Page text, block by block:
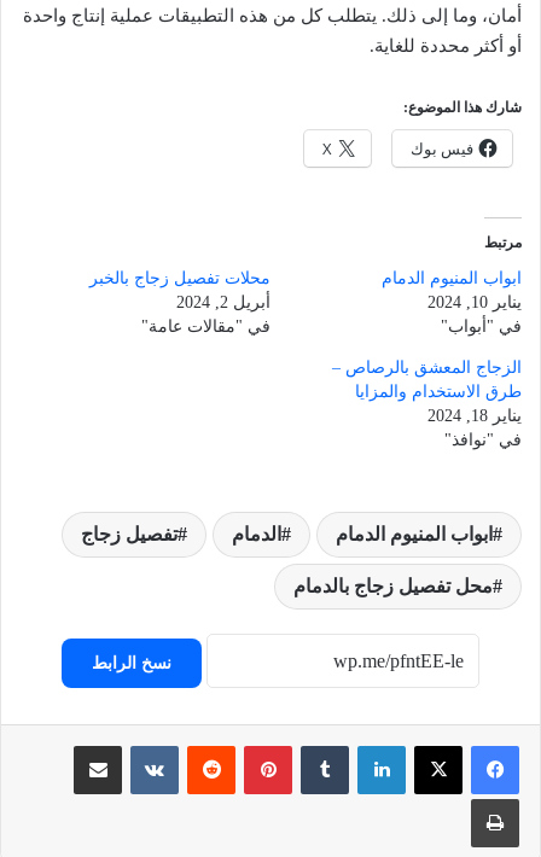
أمان، وما إلى ذلك. يتطلب كل من هذه التطبيقات عملية إنتاج واحدة
أو أكثر محددة للغاية.
شارك هذا الموضوع:
فيس بوك X
مرتبط
ابواب المنيوم الدمام
يناير 10, 2024
في "أبواب"
محلات تفصيل زجاج بالخبر
أبريل 2, 2024
في "مقالات عامة"
الزجاج المعشق بالرصاص –
طرق الاستخدام والمزايا
يناير 18, 2024
في "نوافذ"
ابواب المنيوم الدمام الدمام تفصيل زجاج
محل تفصيل زجاج بالدمام
نسخ الرابط
لينكدإن بينتيريست